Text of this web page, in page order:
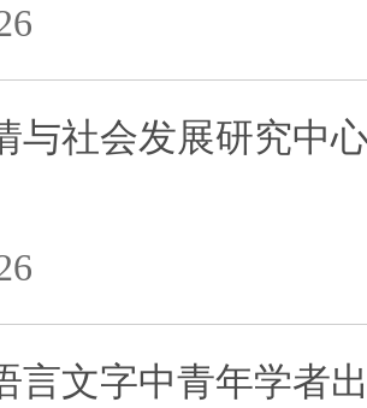
与社会发展研究中
言文字中青年学者